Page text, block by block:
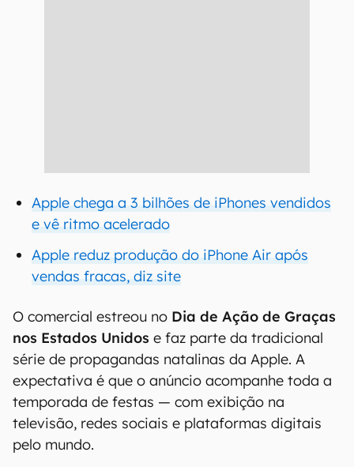
Apple chega a 3 bilhões de iPhones vendidos
e vê ritmo acelerado
Apple reduz produção do iPhone Air após
vendas fracas, diz site
O comercial estreou no Dia de Ação de Graças
nos Estados Unidos e faz parte da tradicional
série de propagandas natalinas da Apple. A
expectativa é que o anúncio acompanhe toda a
temporada de festas — com exibição na
televisão, redes sociais e plataformas digitais
pelo mundo.